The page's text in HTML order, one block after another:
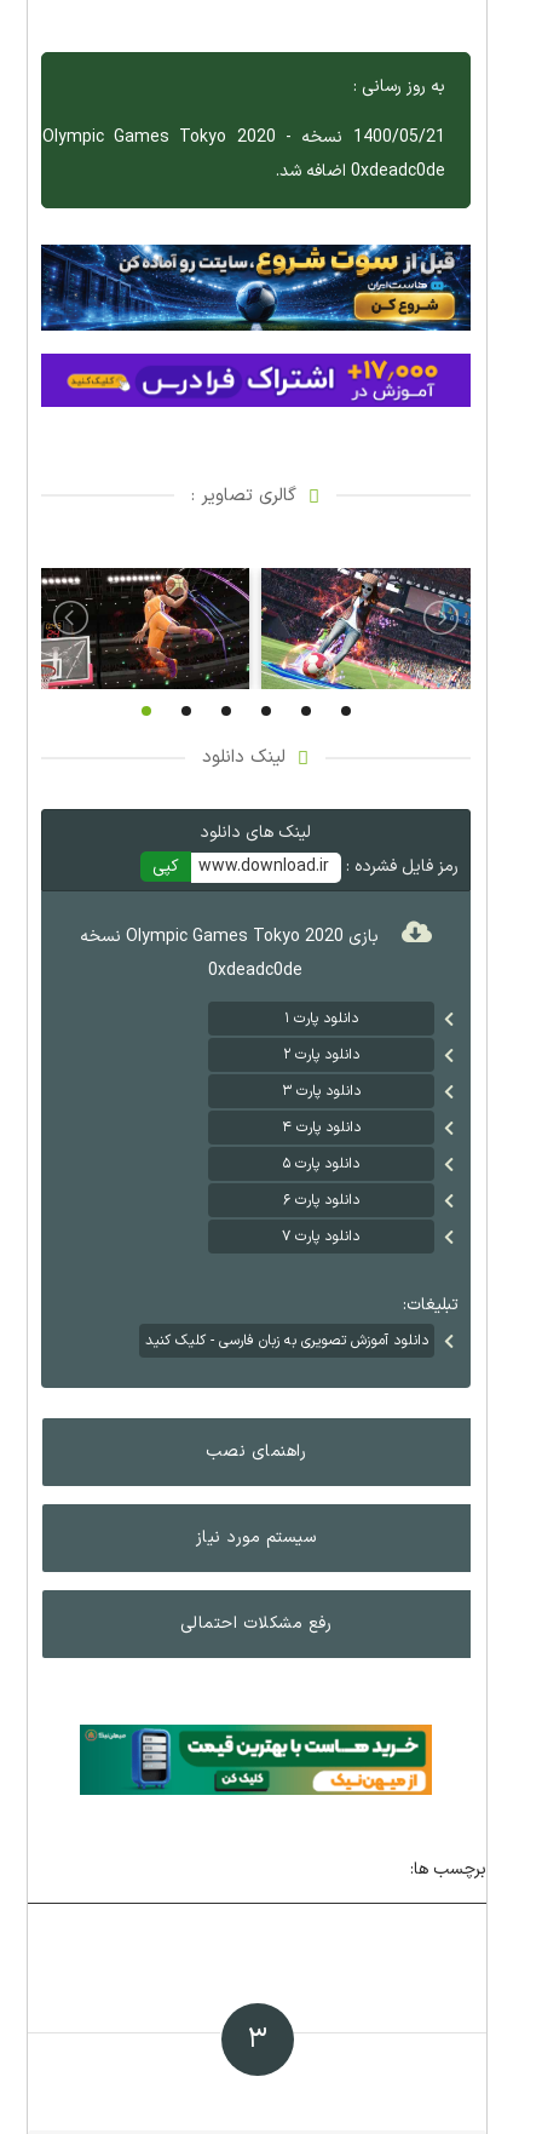
به روز رسانی :
1400/05/21 نسخه Olympic Games Tokyo 2020 -
0xdeadc0de اضافه شد.
گالری تصاویر :
لینک دانلود
لینک های دانلود
رمز فایل فشرده :
www.download.ir کپی
بازی Olympic Games Tokyo 2020 نسخه
0xdeadc0de
دانلود پارت ۱
دانلود پارت ۲
دانلود پارت ۳
دانلود پارت ۴
دانلود پارت ۵
دانلود پارت ۶
دانلود پارت ۷
تبلیغات:
دانلود آموزش تصویری به زبان فارسی - کلیک کنید
راهنمای نصب
سیستم مورد نیاز
رفع مشکلات احتمالی
برچسب ها:
۳